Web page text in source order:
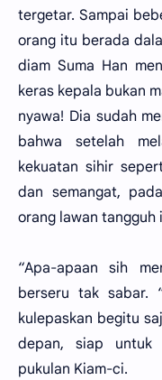
tergetar. Sampai
orang itu berada
diam Suma Han
keras kepala bukan
nyawa! Dia sudah
bahwa setelah
kekuatan sihir
dan semangat,
orang lawan tangguh
“Apa-apaan sih
berseru tak sabar.
kulepaskan begitu
depan, siap untuk
pukulan Kiam-ci.